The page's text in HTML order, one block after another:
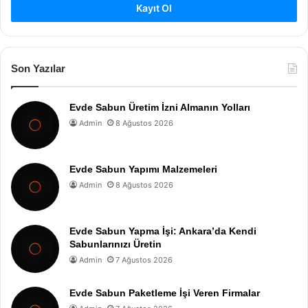
Kayıt Ol
Son Yazılar
Evde Sabun Üretim İzni Almanın Yolları
Admin 8 Ağustos 2026
Evde Sabun Yapımı Malzemeleri
Admin 8 Ağustos 2026
Evde Sabun Yapma İşi: Ankara’da Kendi
Sabunlarınızı Üretin
Admin 7 Ağustos 2026
Evde Sabun Paketleme İşi Veren Firmalar